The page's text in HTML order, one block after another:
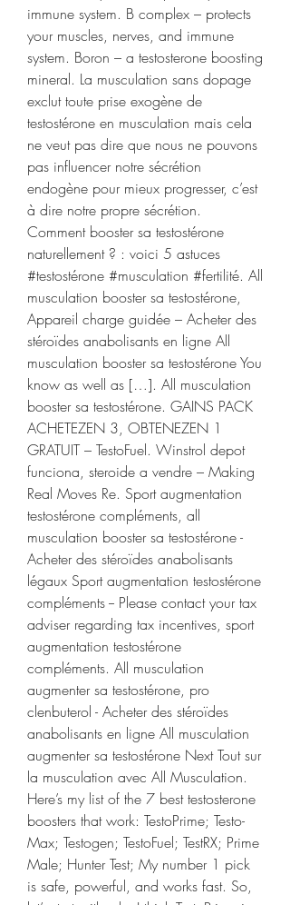
immune system. B complex – protects
your muscles, nerves, and immune
system. Boron – a testosterone boosting
mineral. La musculation sans dopage
exclut toute prise exogène de
testostérone en musculation mais cela
ne veut pas dire que nous ne pouvons
pas influencer notre sécrétion
endogène pour mieux progresser, c’est
à dire notre propre sécrétion.
Comment booster sa testostérone
naturellement ? : voici 5 astuces
#testostérone #musculation #fertilité. All
musculation booster sa testostérone,
Appareil charge guidée – Acheter des
stéroïdes anabolisants en ligne All
musculation booster sa testostérone You
know as well as […]. All musculation
booster sa testostérone. GAINS PACK
ACHETEZEN 3, OBTENEZEN 1
GRATUIT – TestoFuel. Winstrol depot
funciona, steroide a vendre – Making
Real Moves Re. Sport augmentation
testostérone compléments, all
musculation booster sa testostérone -
Acheter des stéroïdes anabolisants
légaux Sport augmentation testostérone
compléments -- Please contact your tax
adviser regarding tax incentives, sport
augmentation testostérone
compléments. All musculation
augmenter sa testostérone, pro
clenbuterol - Acheter des stéroïdes
anabolisants en ligne All musculation
augmenter sa testostérone Next Tout sur
la musculation avec All Musculation.
Here’s my list of the 7 best testosterone
boosters that work: TestoPrime; Testo-
Max; Testogen; TestoFuel; TestRX; Prime
Male; Hunter Test; My number 1 pick
is safe, powerful, and works fast. So,